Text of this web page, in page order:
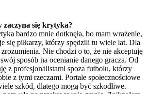
zaczyna się krytyka?
bardzo mnie dotknęła, bo mam wrażenie,
się piłkarzy, którzy spędzili tu wiele lat. Dla
Nie chodzi o to, że nie akceptuję
sposób na ocenianie danego gracza. Od
z profesjonalistami spoza futbolu, którzy
z tymi rzeczami. Portale społecznościowe
szkód, dlatego mogą być szkodliwe.